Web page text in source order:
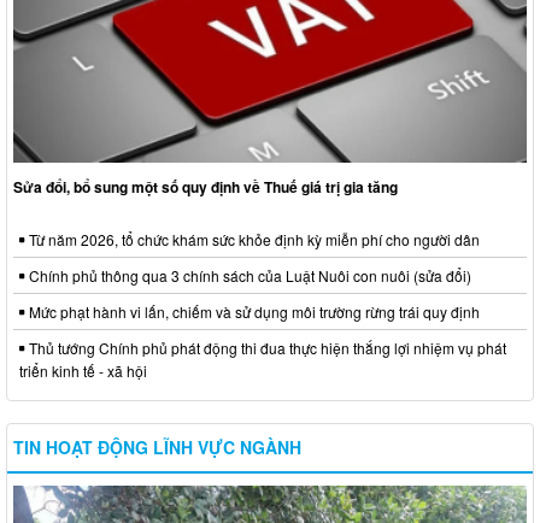
Sửa đổi, bổ sung một số quy định về Thuế giá trị gia tăng
Từ năm 2026, tổ chức khám sức khỏe định kỳ miễn phí cho người dân
Chính phủ thông qua 3 chính sách của Luật Nuôi con nuôi (sửa đổi)
Mức phạt hành vi lấn, chiếm và sử dụng môi trường rừng trái quy định
Thủ tướng Chính phủ phát động thi đua thực hiện thắng lợi nhiệm vụ phát
triển kinh tế - xã hội
TIN HOẠT ĐỘNG LĨNH VỰC NGÀNH